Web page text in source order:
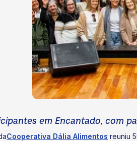
em Encantado, com
Cooperativa Dália Alimentos reuniu